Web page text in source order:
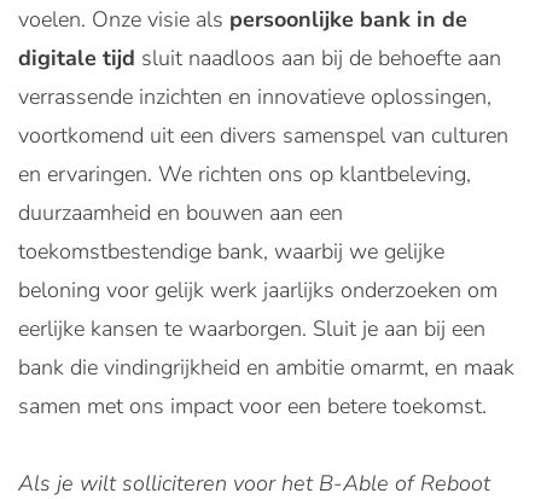
voelen. Onze visie als persoonlijke bank in de
digitale tijd sluit naadloos aan bij de behoefte aan
verrassende inzichten en innovatieve oplossingen,
voortkomend uit een divers samenspel van culturen
en ervaringen. We richten ons op klantbeleving,
duurzaamheid en bouwen aan een
toekomstbestendige bank, waarbij we gelijke
beloning voor gelijk werk jaarlijks onderzoeken om
eerlijke kansen te waarborgen. Sluit je aan bij een
bank die vindingrijkheid en ambitie omarmt, en maak
samen met ons impact voor een betere toekomst.
Als je wilt solliciteren voor het B-Able of Reboot